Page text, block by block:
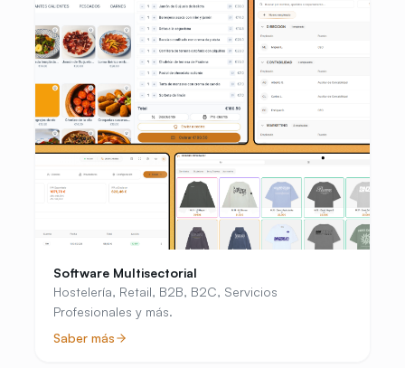
Software Multisectorial
Hostelería, Retail, B2B, B2C, Servicios
Profesionales y más.
Saber más